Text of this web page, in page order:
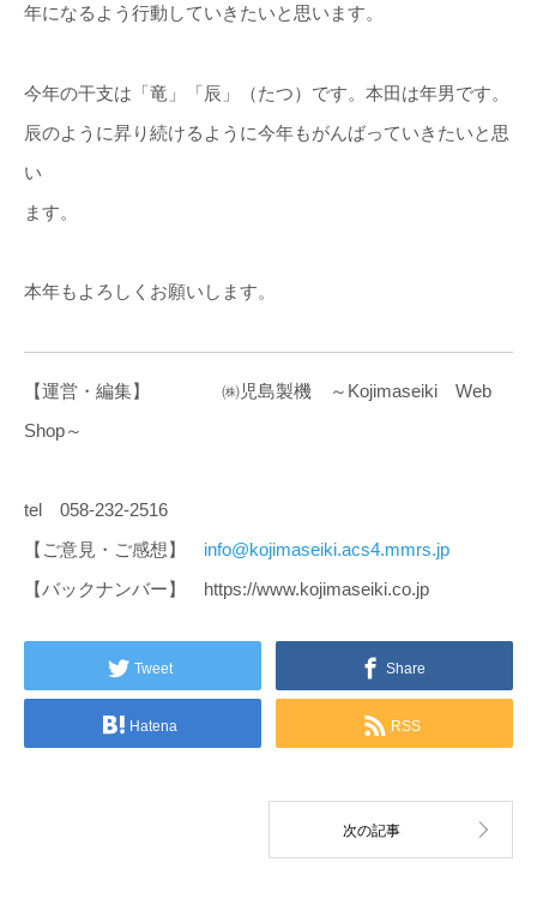
年になるよう行動していきたいと思います。
今年の干支は「竜」「辰」（たつ）です。本田は年男です。
辰のように昇り続けるように今年もがんばっていきたいと思
い
ます。
本年もよろしくお願いします。
【運営・編集】 ㈱児島製機 ～Kojimaseiki Web
Shop～
tel 058-232-2516
【ご意見・ご感想】 info@kojimaseiki.acs4.mmrs.jp
【バックナンバー】 https://www.kojimaseiki.co.jp
Tweet Share
Hatena RSS